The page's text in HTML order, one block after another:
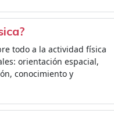
todo a la actividad física
orientación espacial,
conocimiento y